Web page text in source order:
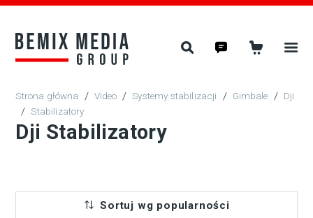
/ Video /Systemy stabilizacji / Gimbale / Dji
/Stabilizatory
Dji Stabilizatory
Sortuj wg popularności